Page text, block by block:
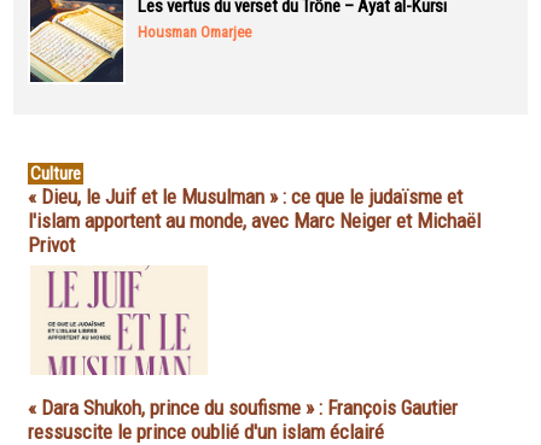
Les vertus du verset du Trône – Ayat al-Kursi
Housman Omarjee
Culture
« Dieu, le Juif et le Musulman » : ce que le judaïsme et
l'islam apportent au monde, avec Marc Neiger et Michaël
Privot
« Dara Shukoh, prince du soufisme » : François Gautier
ressuscite le prince oublié d'un islam éclairé